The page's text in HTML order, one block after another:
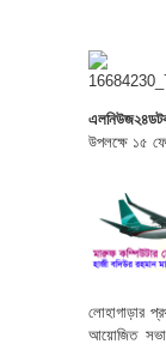
উপলক্ষে ১৫
লোহাগাড়ার
আয়োজিত